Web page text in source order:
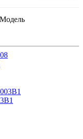
Модель